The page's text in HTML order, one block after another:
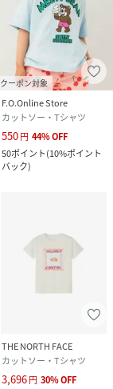
クーポン対象
F.O.Online Store
カットソー・Tシャツ
550円 44%OFF
50ポイント(10%ポイント
バック)
THE NORTH FACE
カットソー・Tシャツ
3,696円 30%OFF